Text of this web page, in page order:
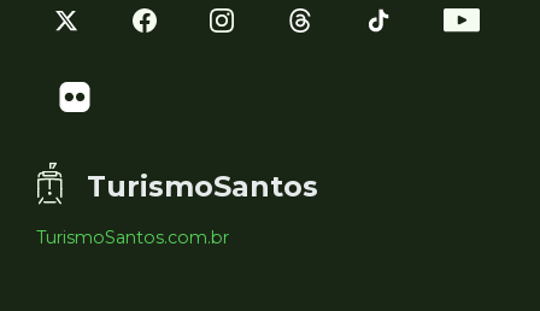
TurismoSantos
TurismoSantos.com.br